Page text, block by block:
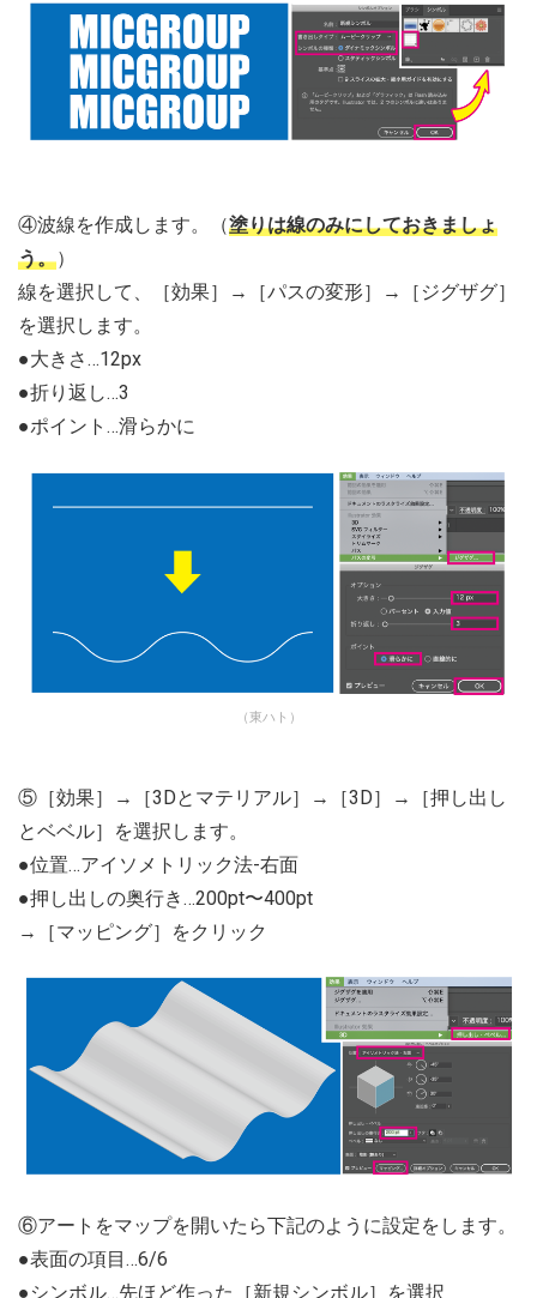
④波線を作成します。（塗りは線のみにしておきましょ
う。）
線を選択して、［効果］→［パスの変形］→［ジグザグ］
を選択します。
●大きさ…12px
●折り返し…3
●ポイント…滑らかに
（東ハト）
⑤［効果］→［3Dとマテリアル］→［3D］→［押し出し
とベベル］を選択します。
●位置…アイソメトリック法-右面
●押し出しの奥行き…200pt〜400pt
→［マッピング］をクリック
⑥アートをマップを開いたら下記のように設定をします。
●表面の項目…6/6
●シンボル…先ほど作った［新規シンボル］を選択